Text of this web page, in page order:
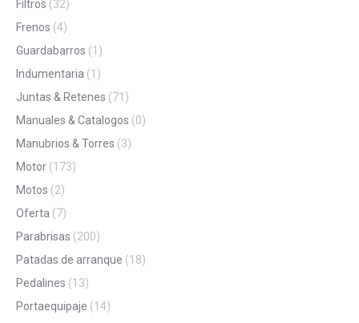
Filtros (32)
Frenos (4)
Guardabarros (1)
Indumentaria (1)
Juntas & Retenes (71)
Manuales & Catalogos (0)
Manubrios & Torres (3)
Motor (173)
Motos (2)
Oferta (7)
Parabrisas (200)
Patadas de arranque (18)
Pedalines (13)
Portaequipaje (14)